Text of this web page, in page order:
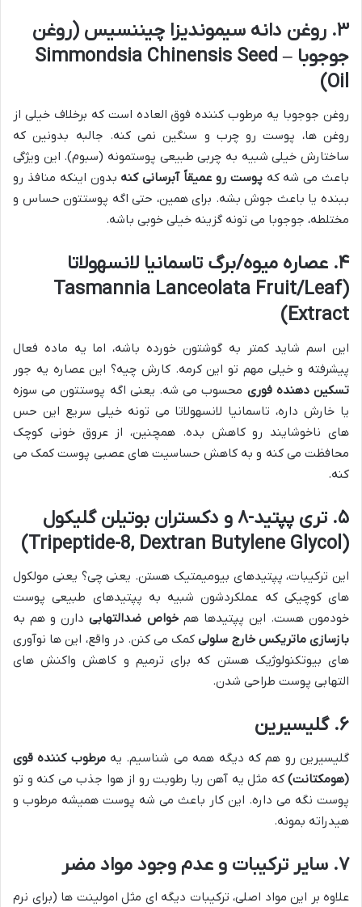
۳. روغن دانه سیموندیزا چیننسیس (روغن
جوجوبا – Simmondsia Chinensis Seed
Oil)
روغن جوجوبا یه مرطوب کننده فوق العاده است که برخلاف خیلی از
روغن ها، پوست رو چرب و سنگین نمی کنه. جالبه بدونین که
ساختارش خیلی شبیه به چربی طبیعی پوستمونه (سبوم). این ویژگی
باعث می شه کهپوست رو عمیقاً آبرسانی کنه بدون اینکه منافذ رو
ببنده یا باعث جوش بشه. برای همین، حتی اگه پوستتون حساس و
مختلطه، جوجوبا می تونه گزینه خیلی خوبی باشه.
۴. عصاره میوه/برگ تاسمانیا لانسهولاتا
(Tasmannia Lanceolata Fruit/Leaf
Extract)
این اسم شاید کمتر به گوشتون خورده باشه، اما یه ماده فعال
پیشرفته و خیلی مهم تو این کرمه. کارش چیه؟ این عصاره یه جور
تسکین دهنده فوری محسوب می شه. یعنی اگه پوستتون می سوزه
یا خارش داره، تاسمانیا لانسهولاتا می تونه خیلی سریع این حس
های ناخوشایند رو کاهش بده. همچنین، از عروق خونی کوچک
محافظت می کنه و به کاهش حساسیت های عصبی پوست کمک می
کنه.
۵. تری پپتید-۸ و دکستران بوتیلن گلیکول
(Tripeptide-8, Dextran Butylene Glycol)
این ترکیبات، پپتیدهای بیومیمتیک هستن. یعنی چی؟ یعنی مولکول
های کوچیکی که عملکردشون شبیه به پپتیدهای طبیعی پوست
خودمون هست. این پپتیدها همخواص ضدالتهابیدارن و هم به
بازسازی ماتریکس خارج سلولیکمک می کنن. در واقع، این ها نوآوری
های بیوتکنولوژیک هستن که برای ترمیم و کاهش واکنش های
التهابی پوست طراحی شدن.
۶. گلیسیرین
گلیسیرین رو هم که دیگه همه می شناسیم. یهمرطوب کننده قوی
(هومکتانت) که مثل یه آهن ربا رطوبت رو از هوا جذب می کنه و تو
پوست نگه می داره. این کار باعث می شه پوست همیشه مرطوب و
هیدراته بمونه.
۷. سایر ترکیبات و عدم وجود مواد مضر
علاوه بر این مواد اصلی، ترکیبات دیگه ای مثل امولینت ها (برای نرم